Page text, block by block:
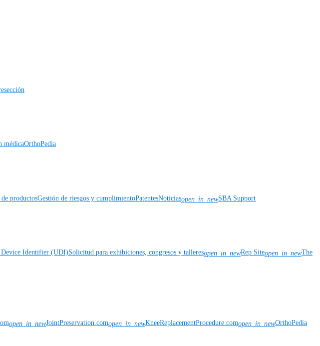
médicaOrthoPedia
productosGestión de riesgos y cumplimientoPatentesNoticiasopen_in_newSBA Support
Device Identifier (UDI)Solicitud para exhibiciones, congresos y talleresopen_in_newRep Siteopen_in_newThe
open_in_newJointPreservation.comopen_in_newKneeReplacementProcedure.comopen_in_newOrthoPedia